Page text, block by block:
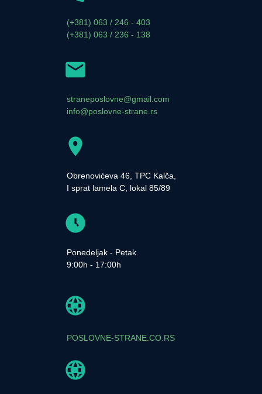
(+381) 063 / 246 - 403
(+381) 063 / 236 - 138
straneposlovne@gmail.com
info@poslovne-strane.rs
Obrenovićeva 46, TPC Kalča,
I sprat lamela C, lokal 85/89
Ponedeljak - Petak
9:00h - 17:00h
POSLOVNE-STRANE.CO.RS